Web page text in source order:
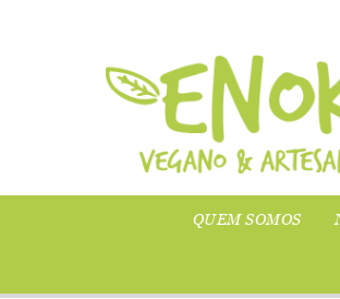
QUEM SOMOS